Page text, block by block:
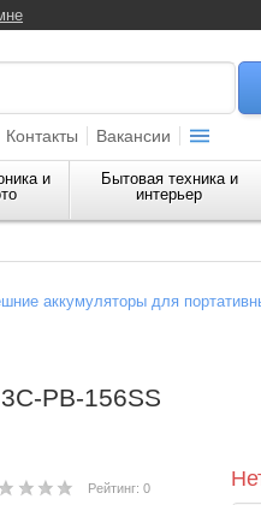
Контакты Вакансии
и
Бытовая техника и
интерьер
аккумуляторы для
PB-156SS
Рейтинг: 0